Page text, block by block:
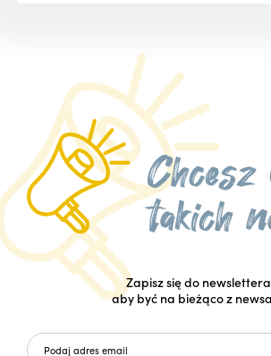
Zapisz się do
aby być na bieżąco z